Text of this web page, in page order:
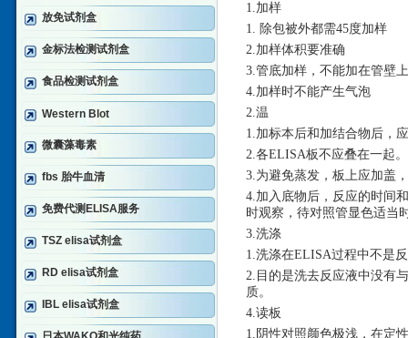
放免试剂盒
金标法检测试剂盒
食品检测试剂盒
Western Blot
微囊藻毒素
fbs 胎牛血清
免费代测ELISA服务
TSZ elisa试剂盒
RD elisa试剂盒
IBL elisa试剂盒
1.加样
1. 除包被外都需45度加样
2.加样体积要准确
3.管底加样，不能加在管壁上
4.加样时不能产生气泡
2.温
1.加标本后和加结合物后，
2.各ELISA板不应叠在一起。
3.为避免蒸发，板上应加盖
4.加入底物后，反应的时间
时观察，待对照管显色适当
3.洗涤
1.洗涤在ELISA过程中不是
2.目的是洗去反应液中没有
质。
4.读板
1.阴性对照颜色极浅，在定